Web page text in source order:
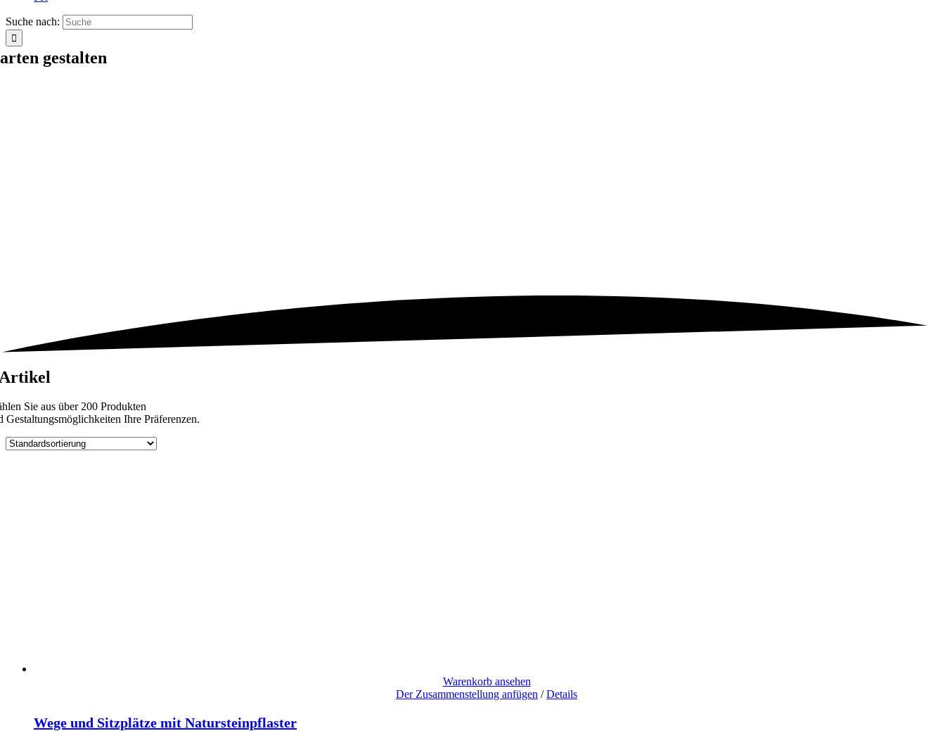
Suche nach:
gestalten
Sie aus über 200 Produkten
Gestaltungsmöglichkeiten Ihre Präferenzen.
Warenkorb ansehen
Der Zusammenstellung anfügen / Details
Wege und Sitzplätze mit Natursteinpflaster